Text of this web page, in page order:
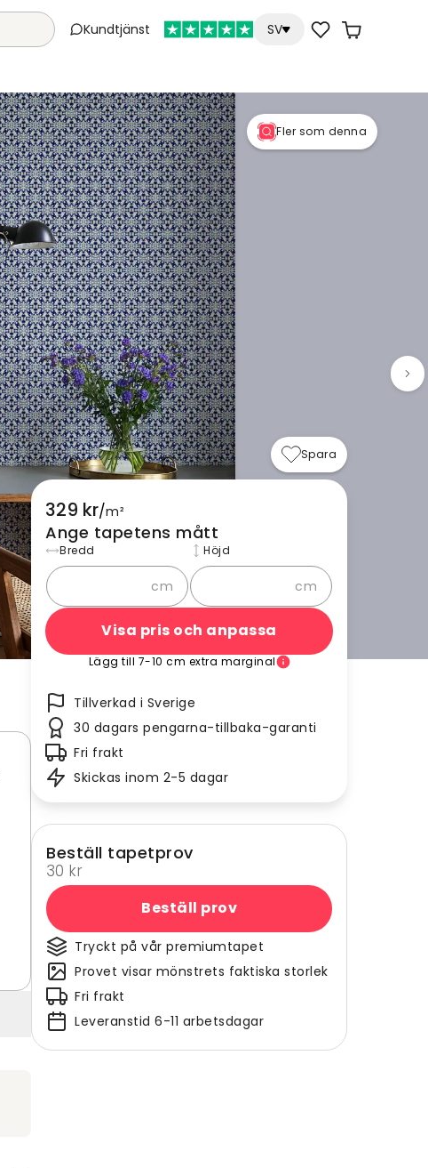
Kundtjänst SV
Fler som denna
Spara
329 kr/m²
Ange tapetens mått
Bredd
cm
Höjd
cm
Visa pris och anpassa
Lägg till 7-10 cm extra marginal
Tillverkad i Sverige
30 dagars pengarna-tillbaka-garanti
Fri frakt
Skickas inom 2-5 dagar
Beställ tapetprov
30 kr
Beställ prov
Tryckt på vår premiumtapet
Provet visar mönstrets faktiska storlek
Fri frakt
Leveranstid 6-11 arbetsdagar